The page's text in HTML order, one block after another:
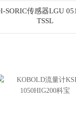
SORIC传感器LGU
TSSL